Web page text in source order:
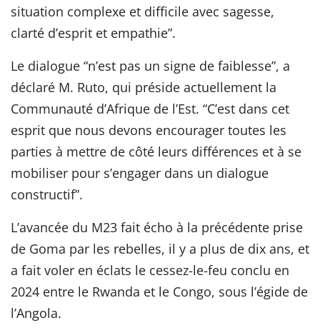
situation complexe et difficile avec sagesse,
clarté d’esprit et empathie”.
Le dialogue “n’est pas un signe de faiblesse”, a
déclaré M. Ruto, qui préside actuellement la
Communauté d’Afrique de l’Est. “C’est dans cet
esprit que nous devons encourager toutes les
parties à mettre de côté leurs différences et à se
mobiliser pour s’engager dans un dialogue
constructif”.
L’avancée du M23 fait écho à la précédente prise
de Goma par les rebelles, il y a plus de dix ans, et
a fait voler en éclats le cessez-le-feu conclu en
2024 entre le Rwanda et le Congo, sous l’égide de
l’Angola.